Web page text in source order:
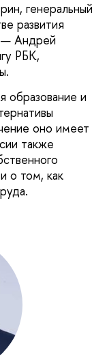
генеральный
развития
— Андрей
РБК,
образование и
оно имеет
также
о том, как